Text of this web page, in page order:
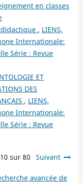
en classes
, LIENS,
Internationale:
Série : Revue
ET
DES
, LIENS,
Internationale:
Série : Revue
sur 80 Suivant
avancée de